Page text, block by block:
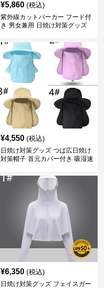
¥5,860 (税込)
紫外線カットパーカー フード付
き 男女兼用 日焼け対策グッズ
¥4,550 (税込)
日焼け対策グッズ つば広日焼け
対策帽子 首元カバー付き 吸湿速
¥6,350 (税込)
日焼け対策グッズ フェイスガー